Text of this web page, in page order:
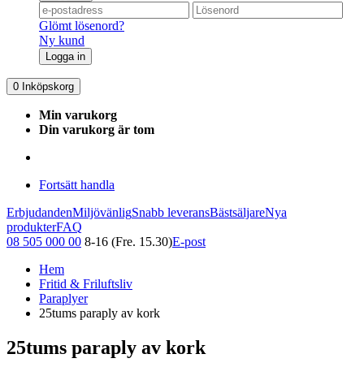
Glömt lösenord?
Ny kund
Logga in
0 Inköpskorg
Min varukorg
Din varukorg är tom
Fortsätt handla
ErbjudandenMiljövänligSnabb leveransBästsäljareNya
produkterFAQ
08 505 000 00 8-16 (Fre. 15.30)E-post
Hem
Fritid & Friluftsliv
Paraplyer
25tums paraply av kork
25tums paraply av kork